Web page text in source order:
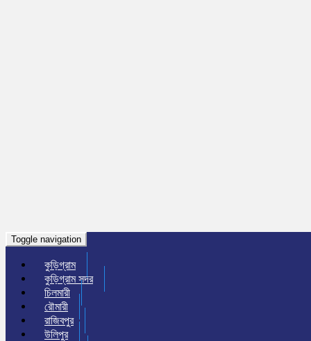
Toggle navigation
কুড়িগ্রাম
কুড়িগ্রাম সদর
চিলমারী
রৌমারী
রাজিবপুর
উলিপুর